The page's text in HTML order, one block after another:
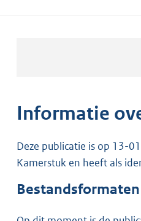
Informatie
Deze publicatie is op 13-
Kamerstuk en heeft als
Bestandsformaten